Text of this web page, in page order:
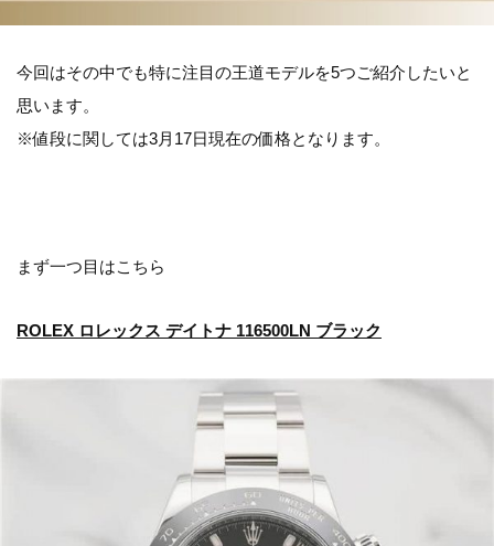
今回はその中でも特に注目の王道モデルを5つご紹介したいと
思います。
※値段に関しては3月17日現在の価格となります。
まず一つ目はこちら
ROLEX ロレックス デイトナ 116500LN ブラック